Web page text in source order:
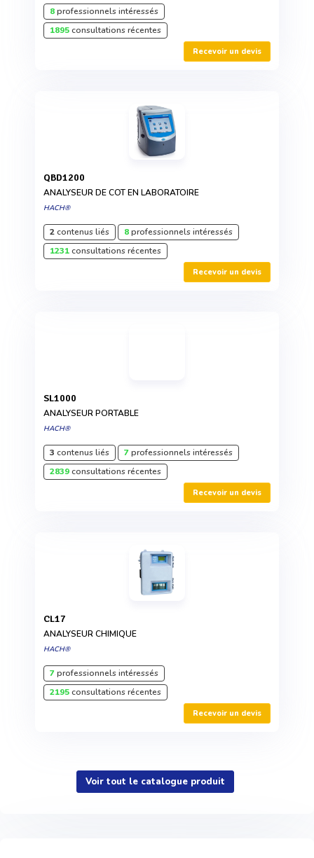
8professionnels intéressés
1895consultations récentes
Recevoir un devis
QBD1200
ANALYSEUR DE COT EN LABORATOIRE
HACH®
2contenus liés 8professionnels intéressés
1231consultations récentes
Recevoir un devis
SL1000
ANALYSEUR PORTABLE
HACH®
3 contenus liés 7professionnels intéressés
2839consultations récentes
Recevoir un devis
CL17
ANALYSEUR CHIMIQUE
HACH®
7professionnels intéressés
2195consultations récentes
Recevoir un devis
Voir tout le catalogue produit